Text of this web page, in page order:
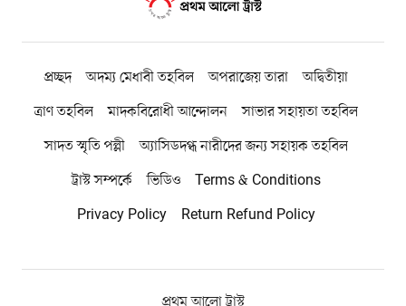
প্রচ্ছদ অদম্য মেধাবী তহবিল অপরাজেয় তারা
অদ্বিতীয়া
ত্রাণ তহবিল
মাদকবিরোধী আন্দোলন
সাভার সহায়তা তহবিল
সাদত স্মৃতি পল্লী
অ্যাসিডদগ্ধ নারীদের জন্য সহায়ক তহবিল
ট্রাস্ট সম্পর্কে
ভিডিও
Terms & Conditions
Privacy Policy
Return Refund Policy
প্রথম আলো ট্রাস্ট